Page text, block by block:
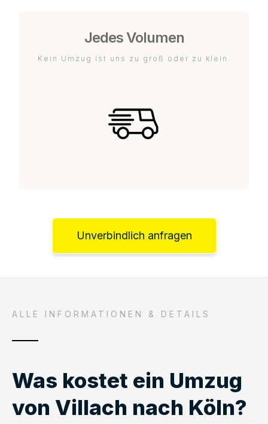
Jedes Volumen
Kein Umzug ist uns zu groß oder zu klein.
Unverbindlich anfragen
ALLE INFORMATIONEN & DETAILS
Was kostet ein Umzug
von Villach nach Köln?